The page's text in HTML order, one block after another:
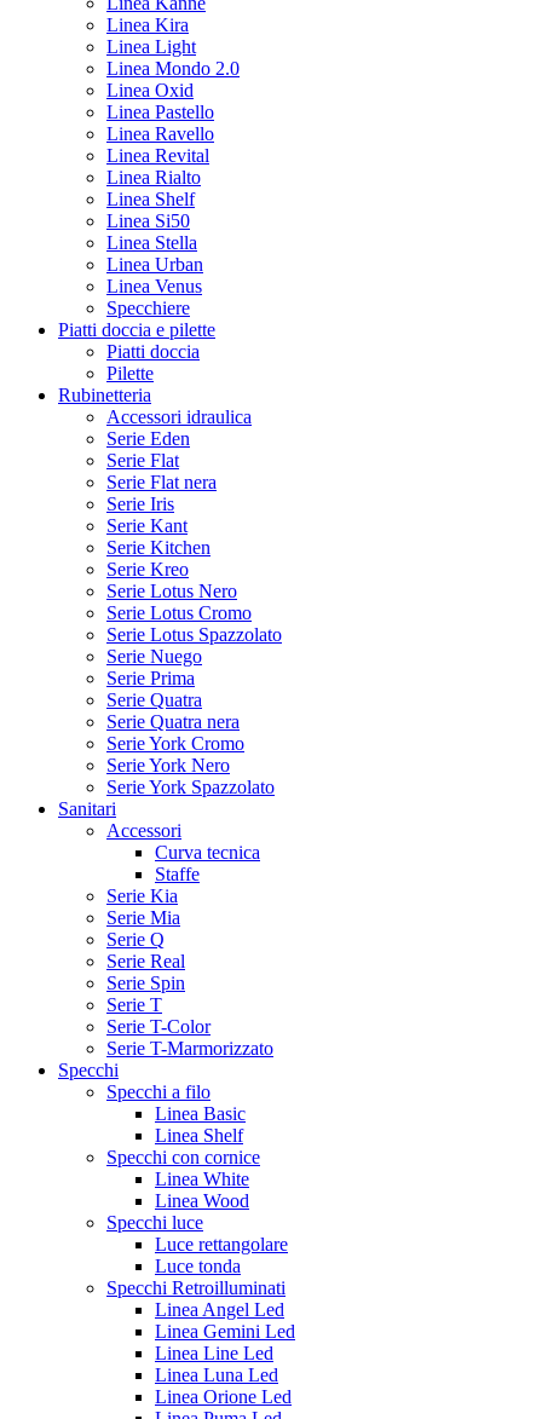
Linea Kira
Linea Light
Linea Mondo 2.0
Linea Oxid
Linea Pastello
Linea Ravello
Linea Revital
Linea Rialto
Linea Shelf
Linea Si50
Linea Stella
Linea Urban
Linea Venus
Specchiere
Piatti doccia e pilette
Piatti doccia
Pilette
Rubinetteria
Accessori idraulica
Serie Eden
Serie Flat
Serie Flat nera
Serie Iris
Serie Kant
Serie Kitchen
Serie Kreo
Serie Lotus Nero
Serie Lotus Cromo
Serie Lotus Spazzolato
Serie Nuego
Serie Prima
Serie Quatra
Serie Quatra nera
Serie York Cromo
Serie York Nero
Serie York Spazzolato
Sanitari
Accessori
Curva tecnica
Staffe
Serie Kia
Serie Mia
Serie Q
Serie Real
Serie Spin
Serie T
Serie T-Color
Serie T-Marmorizzato
Specchi
Specchi a filo
Linea Basic
Linea Shelf
Specchi con cornice
Linea White
Linea Wood
Specchi luce
Luce rettangolare
Luce tonda
Specchi Retroilluminati
Linea Angel Led
Linea Gemini Led
Linea Line Led
Linea Luna Led
Linea Orione Led